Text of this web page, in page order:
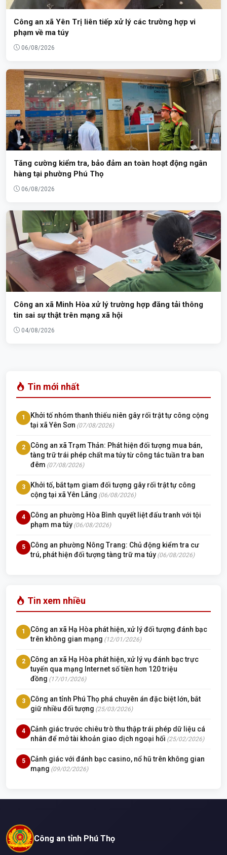
Công an xã Yên Trị liên tiếp xử lý các trường hợp vi
phạm về ma túy
06/08/2026
Tăng cường kiểm tra, bảo đảm an toàn hoạt động ngân
hàng tại phường Phú Thọ
06/08/2026
Công an xã Minh Hòa xử lý trường hợp đăng tải thông
tin sai sự thật trên mạng xã hội
04/08/2026
Tin mới nhất
1
Khởi tố nhóm thanh thiếu niên gây rối trật tự công cộng
tại xã Yên Sơn (07/08/2026)
2
Công an xã Trạm Thản: Phát hiện đối tượng mua bán,
tàng trữ trái phép chất ma túy từ công tác tuần tra ban
đêm (07/08/2026)
3
Khởi tố, bắt tạm giam đối tượng gây rối trật tự công
cộng tại xã Yên Lãng (06/08/2026)
4
Công an phường Hòa Bình quyết liệt đấu tranh với tội
phạm ma túy (06/08/2026)
5
Công an phường Nông Trang: Chủ động kiểm tra cư
trú, phát hiện đối tượng tàng trữ ma túy (06/08/2026)
Tin xem nhiều
1
Công an xã Hạ Hòa phát hiện, xử lý đối tượng đánh bạc
trên không gian mạng (12/01/2026)
2
Công an xã Hạ Hòa phát hiện, xử lý vụ đánh bạc trực
tuyến qua mạng Internet số tiền hơn 120 triệu
đồng (17/01/2026)
3
Công an tỉnh Phú Thọ phá chuyên án đặc biệt lớn, bắt
giữ nhiều đối tượng (25/03/2026)
4
Cảnh giác trước chiêu trò thu thập trái phép dữ liệu cá
nhân để mở tài khoản giao dịch ngoại hối (25/02/2026)
5
Cảnh giác với đánh bạc casino, nổ hũ trên không gian
mạng (09/02/2026)
Công an tỉnh Phú Thọ